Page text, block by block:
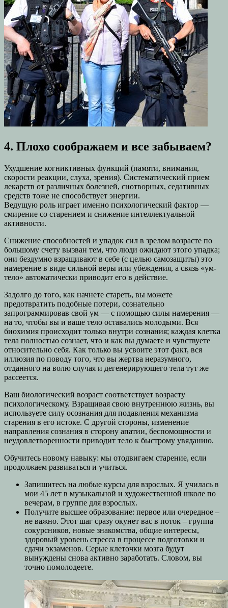
4. Плохо соображаем и все забываем?
Ухудшение когниктивных функций (памяти, внимания,
скорости реакции, слуха, зрения). Систематический прием
лекарств от различных болезней, снотворных, седативных
средств тоже не способствует энергии.
Ведущую роль играет именно психологический фактор —
смирение со старением и снижение интеллектуальной
активности.
Снижение способностей и упадок сил в зрелом возрасте по
большому счету вызван тем, что люди ожидают этого упадка;
они бездумно взращивают в себе (с целью самозащиты) это
намерение в виде сильной веры или убеждения, а связь «ум-
тело» автоматически приводит его в действие.
Задолго до того, как начнете стареть, вы можете
предотвратить подобные потери, сознательно
запрограммировав свой ум — с помощью силы намерения —
на то, чтобы вы и ваше тело оставались молодыми. Вся
биохимия происходит только внутри сознания; каждая клетка
тела полностью сознает, что и как вы думаете и чувствуете
относительно себя. Как только вы усвоите этот факт, вся
иллюзия по поводу того, что вы жертва неразумного,
отданного на волю случая и дегенерирующего тела тут же
рассеется.
Ваш биологический возраст соответствует возрасту
психологическому. Взращивая свою внутреннюю жизнь, вы
используете силу осознания для подавления механизма
старения в его истоке. С другой стороны, изменение
направления сознания в сторону апатии, беспомощности и
неудовлетворенности приводит тело к быстрому увяданию.
Обучитесь новому навыку: мы отодвигаем старение, если
продолжаем развиваться и учиться.
Запишитесь на любые курсы для взрослых. Я училась в
мои 45 лет в музыкальной и художественной школе по
вечерам, в группе для взрослых.
Получите высшее образование: первое или очередное –
не важно. Этот шаг сразу окунет вас в поток – группа
сокурсников, новые знакомства, общие интересы,
здоровый уровень стресса в процессе подготовки и
сдачи экзаменов. Серые клеточки мозга будут
вынуждены снова активно заработать. Словом, вы
точно помолодеете.